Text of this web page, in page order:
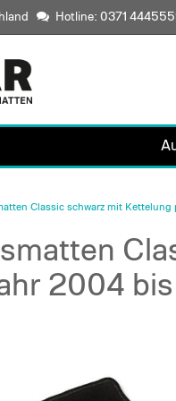
Hotline: 0371
Classic schwarz mit Kettelung
2004